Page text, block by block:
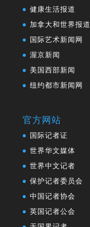
健康生活报道
加拿大和世界报道
国际艺术新闻网
渥京新闻
美国西部新闻
纽约都市新闻网
官方网站
国际记者证
世界华文媒体
世界中文记者
保护记者委员会
中国记者协会
英国记者公会